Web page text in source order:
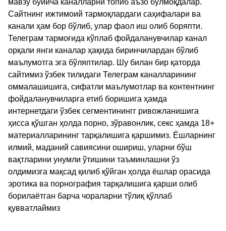
Сайтнинг ижтимоий тармоқлардаги саҳифалари ва
канали ҳам бор бўлиб, улар фаол иш олиб боряпти.
Телеграм тармоғида кўплаб фойдаланувчилар канал
орқали янги каналар ҳақида биринчилардан бўлиб
маълумотга эга бўляптилар. Шу билан бир қаторда
сайтимиз ўзбек тилидаги Телеграм каналларининг
оммалашишига, сифатли маълумотлар ва контентнинг
фойдаланувчиларга етиб боришига ҳамда
интернетдаги ўзбек сегментинингг ривожланишига
ҳисса қўшган ҳолда порно, зўравонлик, секс ҳамда 18+
материалларининг тарқалишига қаршимиз. Ёшларнинг
илмий, маданий савиясини ошириш, уларни бўш
вақтларини унумли ўтишини таъминлашни ўз
олдимизга мақсад қилиб қўйган ҳолда ёшлар орасида
эротика ва порнография тарқалишига қарши олиб
борилаётган барча чораларни тўлиқ қўллаб
қувватлаймиз